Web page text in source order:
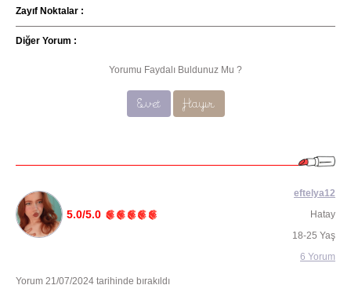
Zayıf Noktalar :
Diğer Yorum :
Yorumu Faydalı Buldunuz Mu ?
Evet Hayır
5.0/5.0
Yorum 21/07/2024 tarihinde bırakıldı
eftelya12
Hatay
18-25 Yaş
6 Yorum